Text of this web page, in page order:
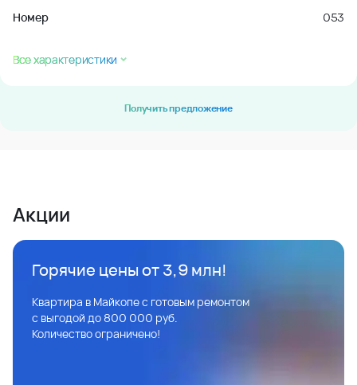
Номер 053
Все характеристики
Получить предложение
Акции
Горячие цены от 3,9 млн!
Квартира в Майкопе с готовым ремонтом
с выгодой до 800 000 руб.
Количество ограничено!